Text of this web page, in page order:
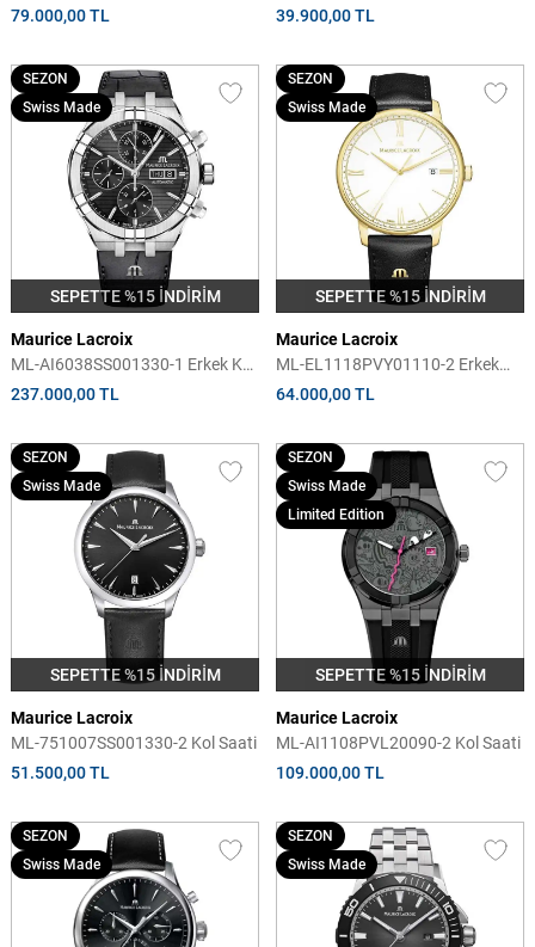
79.000,00 TL
Saati
39.900,00 TL
SEPETTE %15 İNDİRİM
SEZON
Swiss Made
Maurice Lacroix
ML-AI6038SS001330-1 Erkek Kol
Saati
237.000,00 TL
SEPETTE %15 İNDİRİM
SEZON
Swiss Made
Maurice Lacroix
ML-EL1118PVY01110-2 Erkek
Kol Saati
64.000,00 TL
SEPETTE %15 İNDİRİM
SEZON
Swiss Made
Maurice Lacroix
ML-751007SS001330-2 Kol Saati
51.500,00 TL
SEPETTE %15 İNDİRİM
SEZON
Swiss Made
Limited Edition
Maurice Lacroix
ML-AI1108PVL20090-2 Kol Saati
109.000,00 TL
SEZON
Swiss Made
SEZON
Swiss Made